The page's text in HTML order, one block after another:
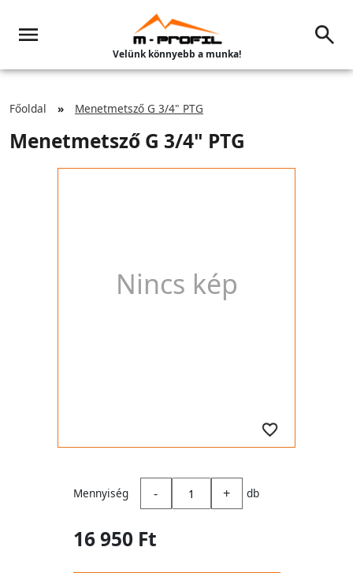
Velünk könnyebb a munka!
Főoldal Menetmetsző G 3/4" PTG
Menetmetsző G 3/4" PTG
Nincs kép
Mennyiség - + db
16 950 Ft